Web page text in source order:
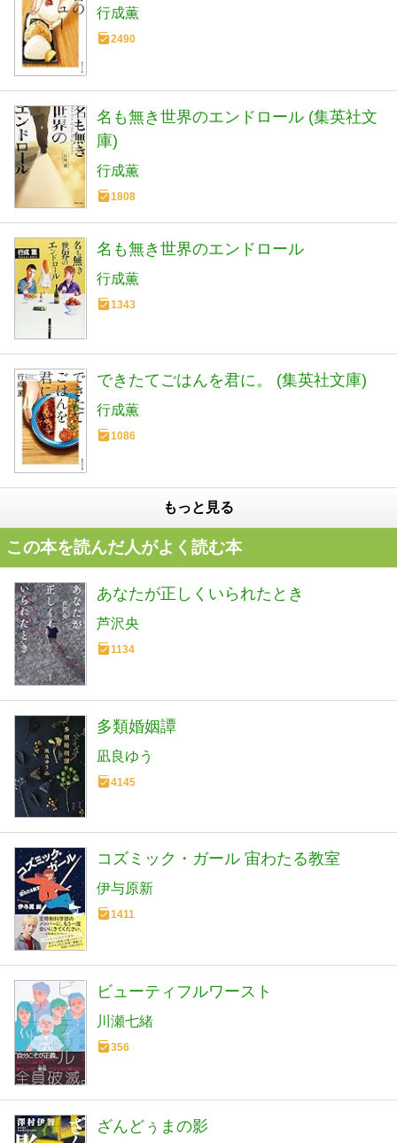
行成薫
2490
名も無き世界のエンドロール (集英社文
庫)
行成薫
1808
名も無き世界のエンドロール
行成薫
1343
できたてごはんを君に。 (集英社文庫)
行成薫
1086
もっと見る
この本を読んだ人がよく読む本
あなたが正しくいられたとき
芦沢央
1134
多類婚姻譚
凪良ゆう
4145
コズミック・ガール 宙わたる教室
伊与原新
1411
ビューティフルワースト
川瀬七緒
356
ざんどぅまの影